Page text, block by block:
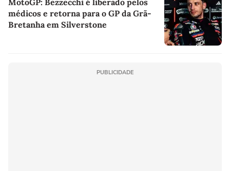
médicos e retorna para o GP da Grã-
Bretanha em Silverstone
PUBLICIDADE